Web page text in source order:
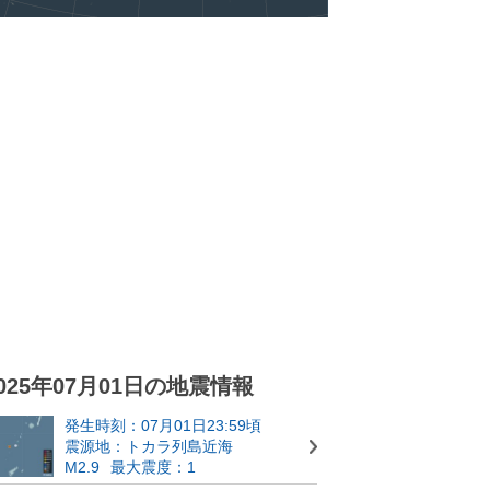
年07月01日の地震情報
発生時刻：07月01日23:59頃
震源地：トカラ列島近海
M2.9
最大震度：1